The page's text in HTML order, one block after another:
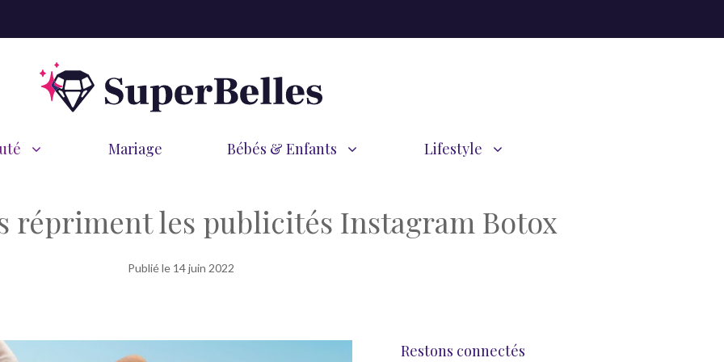
Mariage Bébés & Enfants Lifestyle
répriment les publicités Instagram Botox
Publié le 14 juin 2022
Restons connectés